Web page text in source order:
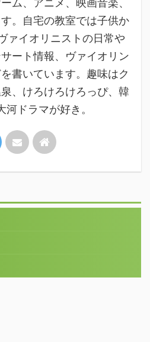
ム、アニメ、映画音楽、
。自宅の教室では子供か
ァイオリニストの日常や
ート情報、ヴァイオリン
書いています。趣味はク
、けろけろけろっぴ、韓
河ドラマが好き。